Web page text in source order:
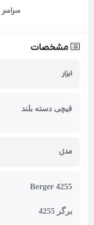
مشخصات
ابزار
قیچی دسته بلند
مدل
Berger 4255
برگر 4255